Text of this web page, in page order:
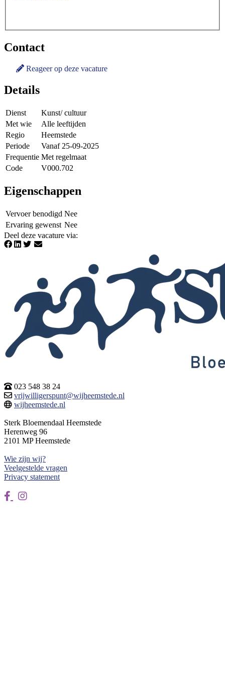
Contact
Reageer op deze vacature
Details
Dienst
Kunst/ cultuur
Met wie
Alle leeftijden
Regio
Heemstede
Periode
Vanaf 25-09-2025
Frequentie Met regelmaat
Code
V000.702
Eigenschappen
Vervoer benodigd Nee
Ervaring gewenst Nee
Deel deze vacature via:
023 548 38 24
vrijwilligerspunt@wijheemstede.nl
wijheemstede.nl
Sterk Bloemendaal Heemstede
Herenweg 96
2101 MP Heemstede
Wie zijn wij?
Veelgestelde vragen
Privacy statement